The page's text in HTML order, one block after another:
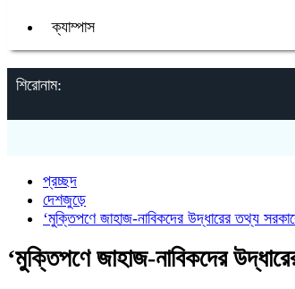
ক্যাম্পাস
শিরোনাম:
প্রচ্ছদ
দেশজুড়ে
‘মুক্তিপণে জাহাজ-নাবিকদের উদ্ধারের তথ্য
‘মুক্তিপণে জাহাজ-নাবিকদের